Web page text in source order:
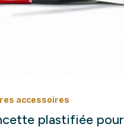
accessoires
plastifiée pour